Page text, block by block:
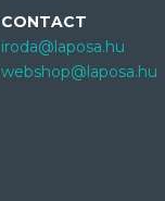
CONTACT
iroda@laposa.hu
webshop@laposa.hu